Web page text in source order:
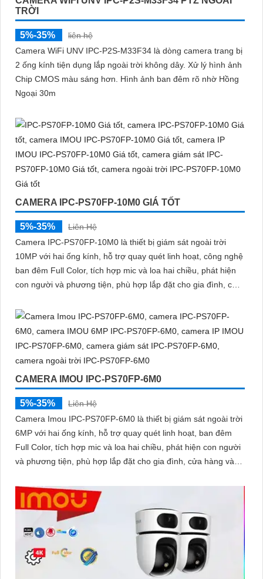
TRỜI
5%-35%
liên hệ
Camera WiFi UNV IPC-P2S-M33F34 là dòng camera trang bị
2 ống kính tiện dụng lắp ngoài trời không dây. Xử lý hình ảnh
Chip CMOS màu sáng hơn. Hình ảnh ban đêm rõ nhờ Hồng
Ngoại 30m
CAMERA IPC-PS70FP-10M0 GIÁ TỐT
5%-35%
Liên Hệ
Camera IPC-PS70FP-10M0 là thiết bị giám sát ngoài trời
10MP với hai ống kính, hỗ trợ quay quét linh hoạt, công nghệ
ban đêm Full Color, tích hợp mic và loa hai chiều, phát hiện
con người và phương tiện, phù hợp lắp đặt cho gia đình, cửa
CAMERA IMOU IPC-PS70FP-6M0
5%-35%
Liên Hệ
Camera Imou IPC-PS70FP-6M0 là thiết bị giám sát ngoài trời
6MP với hai ống kính, hỗ trợ quay quét linh hoạt, ban đêm
Full Color, tích hợp mic và loa hai chiều, phát hiện con người
và phương tiện, phù hợp lắp đặt cho gia đình, cửa hàng và